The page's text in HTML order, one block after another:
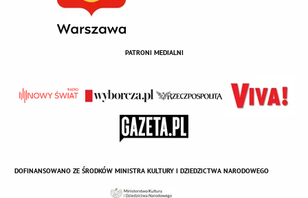
PATRONI MEDIALNI
DOFINANSOWANO ZE ŚRODKÓW MINISTRA KULTURY I DZIEDZICTWA NARODOWEGO